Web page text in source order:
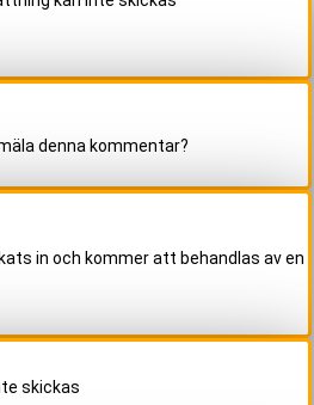
denna kommentar?
in och kommer att behandlas av en
skickas